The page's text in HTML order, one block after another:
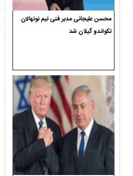
محسن علیجانی مدیر فنی تیم نونهالان
تکواندو گیلان شد